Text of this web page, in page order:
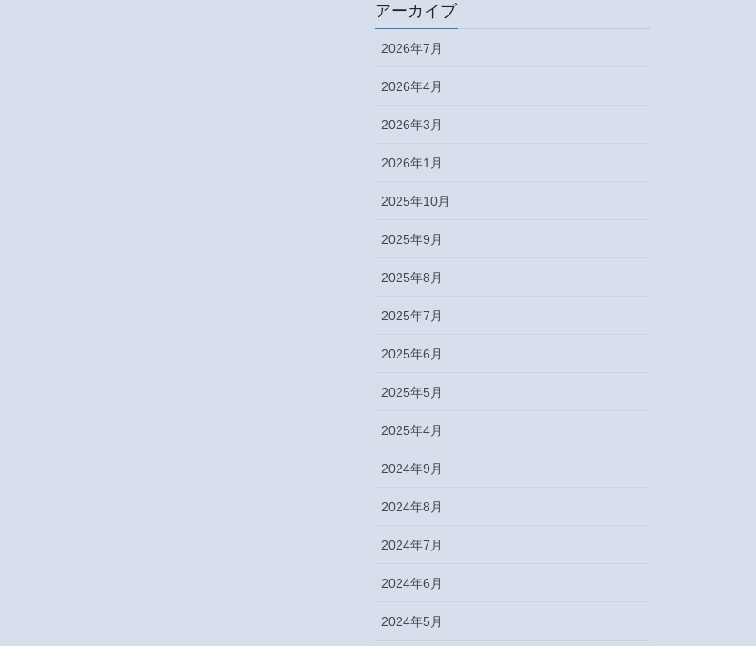
アーカイブ
2026年7月
2026年4月
2026年3月
2026年1月
2025年10月
2025年9月
2025年8月
2025年7月
2025年6月
2025年5月
2025年4月
2024年9月
2024年8月
2024年7月
2024年6月
2024年5月